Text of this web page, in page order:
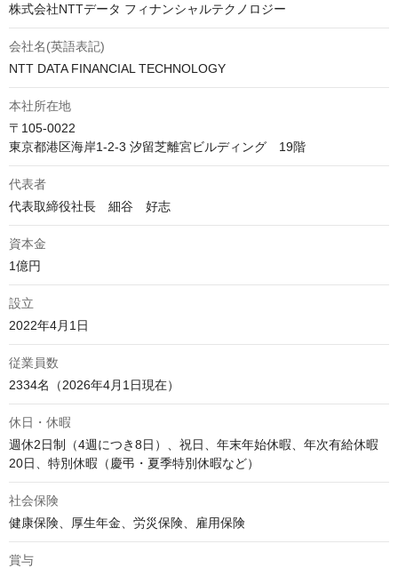
株式会社NTTデータ フィナンシャルテクノロジー
会社名(英語表記)
NTT DATA FINANCIAL TECHNOLOGY
本社所在地
〒105-0022
東京都港区海岸1-2-3 汐留芝離宮ビルディング　19階
代表者
代表取締役社長　細谷　好志
資本金
1億円
設立
2022年4月1日
従業員数
2334名（2026年4月1日現在）
休日・休暇
週休2日制（4週につき8日）、祝日、年末年始休暇、年次有給休暇
20日、特別休暇（慶弔・夏季特別休暇など）
社会保険
健康保険、厚生年金、労災保険、雇用保険
賞与